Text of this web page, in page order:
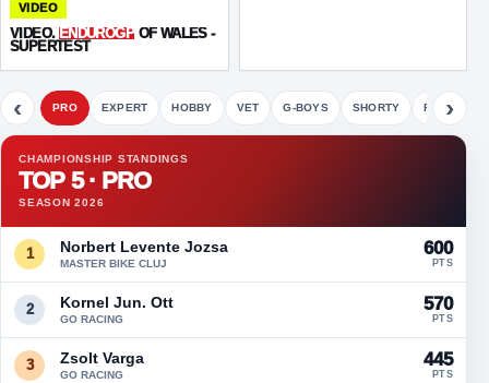
VIDEO
VIDEO. ENDUROGP OF WALES -
SUPERTEST
‹ PRO EXPERT HOBBY VET G-BOYS SHORTY FETE
›
CHAMPIONSHIP STANDINGS
TOP 5 · PRO
SEASON 2026
1 Norbert Levente Jozsa
MASTER BIKE CLUJ
600
PTS
2 Kornel Jun. Ott
GO RACING
570
PTS
3 Zsolt Varga
GO RACING
445
PTS